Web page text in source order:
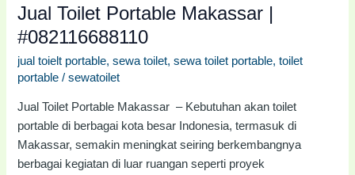
Jual Toilet Portable Makassar |
#082116688110
jual toielt portable,sewa toilet,sewa toilet portable,toilet
portable /sewatoilet
Jual Toilet Portable Makassar – Kebutuhan akan toilet
portable di berbagai kota besar Indonesia, termasuk di
Makassar, semakin meningkat seiring berkembangnya
berbagai kegiatan di luar ruangan seperti proyek